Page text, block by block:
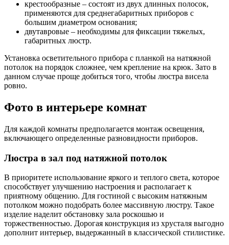
крестообразные – состоят из двух длинных полосок,
применяются для среднегабаритных приборов с
большим диаметром основания;
двутавровые – необходимы для фиксации тяжелых,
габаритных люстр.
Установка осветительного прибора с планкой на натяжной
потолок на порядок сложнее, чем крепление на крюк. Зато в
данном случае проще добиться того, чтобы люстра висела
ровно.
Фото в интерьере комнат
Для каждой комнаты предполагается монтаж освещения,
включающего определенные разновидности приборов.
Люстра в зал под натяжной потолок
В приоритете использование яркого и теплого света, которое
способствует улучшению настроения и располагает к
приятному общению. Для гостиной с высоким натяжным
потолком можно подобрать более массивную люстру. Такое
изделие наделит обстановку зала роскошью и
торжественностью. Дорогая конструкция из хрусталя выгодно
дополнит интерьер, выдержанный в классической стилистике.